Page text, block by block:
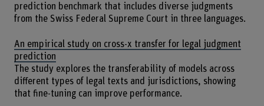
prediction benchmark that includes diverse judgments
from the Swiss Federal Supreme Court in three languages.
An empirical study on cross-x transfer for legal judgment
prediction
The study explores the transferability of models across
different types of legal texts and jurisdictions, showing
that fine-tuning can improve performance.